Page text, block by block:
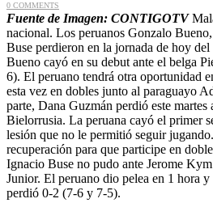
0 COMMENTS
Fuente de Imagen: CONTIGOTV
nacional. Los peruanos Gonzalo
Buse perdieron en la jornada de hoy
Bueno cayó en su debut ante el belga
6). El peruano tendrá otra oportunidad
esta vez en dobles junto al paraguayo
parte, Dana Guzmán perdió este
Bielorrusia. La peruana cayó el primer
lesión que no le permitió seguir
recuperación para que participe en
Ignacio Buse no pudo ante Jerome
Junior. El peruano dio pelea en 1 hora
perdió 0-2 (7-6 y 7-5).